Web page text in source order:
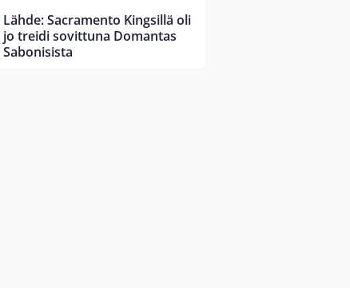
Lähde: Sacramento Kingsillä oli
jo treidi sovittuna Domantas
Sabonisista